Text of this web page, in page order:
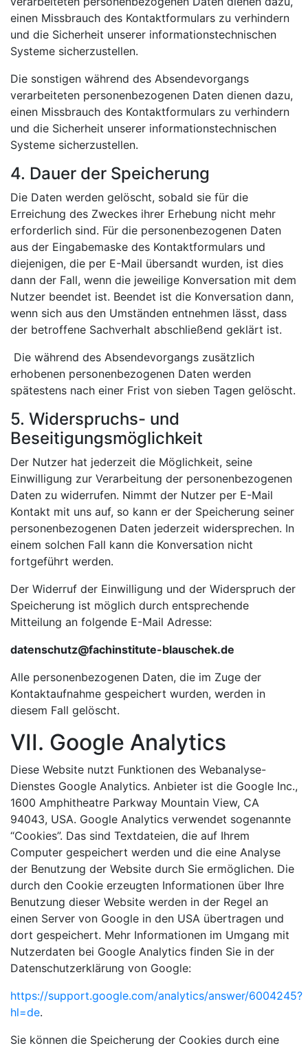
einen Missbrauch des Kontaktformulars zu verhindern
und die Sicherheit unserer informationstechnischen
Systeme sicherzustellen.
Die sonstigen während des Absendevorgangs
verarbeiteten personenbezogenen Daten dienen dazu,
einen Missbrauch des Kontaktformulars zu verhindern
und die Sicherheit unserer informationstechnischen
Systeme sicherzustellen.
4. Dauer der Speicherung
Die Daten werden gelöscht, sobald sie für die
Erreichung des Zweckes ihrer Erhebung nicht mehr
erforderlich sind. Für die personenbezogenen Daten
aus der Eingabemaske des Kontaktformulars und
diejenigen, die per E-Mail übersandt wurden, ist dies
dann der Fall, wenn die jeweilige Konversation mit dem
Nutzer beendet ist. Beendet ist die Konversation dann,
wenn sich aus den Umständen entnehmen lässt, dass
der betroffene Sachverhalt abschließend geklärt ist.
Die während des Absendevorgangs zusätzlich
erhobenen personenbezogenen Daten werden
spätestens nach einer Frist von sieben Tagen gelöscht.
5. Widerspruchs- und
Beseitigungsmöglichkeit
Der Nutzer hat jederzeit die Möglichkeit, seine
Einwilligung zur Verarbeitung der personenbezogenen
Daten zu widerrufen. Nimmt der Nutzer per E-Mail
Kontakt mit uns auf, so kann er der Speicherung seiner
personenbezogenen Daten jederzeit widersprechen. In
einem solchen Fall kann die Konversation nicht
fortgeführt werden.
Der Widerruf der Einwilligung und der Widerspruch der
Speicherung ist möglich durch entsprechende
Mitteilung an folgende E-Mail Adresse:
datenschutz@fachinstitute-blauschek.de
Alle personenbezogenen Daten, die im Zuge der
Kontaktaufnahme gespeichert wurden, werden in
diesem Fall gelöscht.
VII. Google Analytics
Diese Website nutzt Funktionen des Webanalyse-
Dienstes Google Analytics. Anbieter ist die Google Inc.,
1600 Amphitheatre Parkway Mountain View, CA
94043, USA. Google Analytics verwendet sogenannte
“Cookies”. Das sind Textdateien, die auf Ihrem
Computer gespeichert werden und die eine Analyse
der Benutzung der Website durch Sie ermöglichen. Die
durch den Cookie erzeugten Informationen über Ihre
Benutzung dieser Website werden in der Regel an
einen Server von Google in den USA übertragen und
dort gespeichert. Mehr Informationen im Umgang mit
Nutzerdaten bei Google Analytics finden Sie in der
Datenschutzerklärung von Google:
https://support.google.com/analytics/answer/6004245?
hl=de.
Sie können die Speicherung der Cookies durch eine